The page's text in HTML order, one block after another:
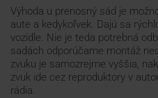
Dokumenty
Na stiahnutie
Výhoda u prenosný sád je
aute a kedykoľvek. Dajú sa
vozidle. Nie je teda potrebná
sadách odporúčame montáž
zvuku je samozrejme vyššia,
zvuk ide cez reproduktory v
rádia.